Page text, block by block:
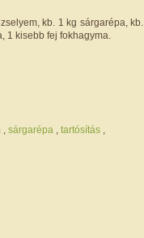
kb. 1 kg sárgarépa, kb.
1 kisebb fej fokhagyma.
sárgarépa tartósítás